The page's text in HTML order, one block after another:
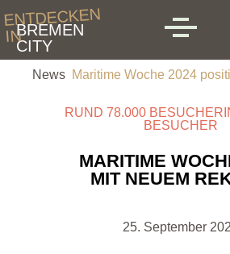
Skip to main content
ENTDECKEN
INBREMEN
CITY
MENU
News Maritime Woche 2024
RUND 78.000
BESUCHER
MARITIME
MIT NEUEM
25. September